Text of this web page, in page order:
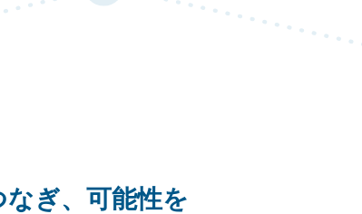
ぎ、可能性を